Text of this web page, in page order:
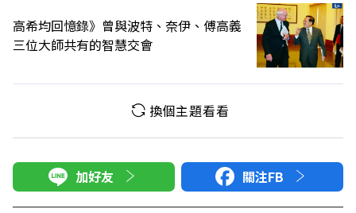
高希均回憶錄》曾與波特、奈伊、傅高義
三位大師共有的智慧交會
換個主題看看
加好友 關注FB